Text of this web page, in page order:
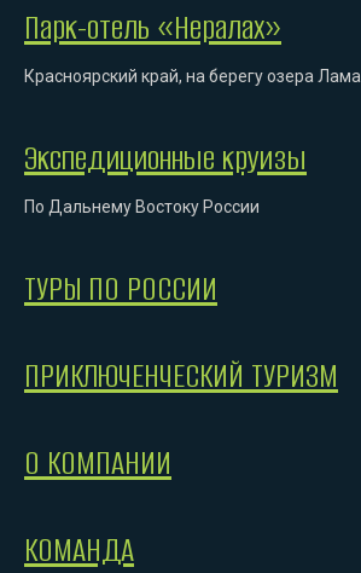
Парк-отель «Нералах»
Красноярский край, на берегу озера Лама
Экспедиционные круизы
По Дальнему Востоку России
ТУРЫ ПО РОССИИ
ПРИКЛЮЧЕНЧЕСКИЙ ТУРИЗМ
О КОМПАНИИ
КОМАНДА